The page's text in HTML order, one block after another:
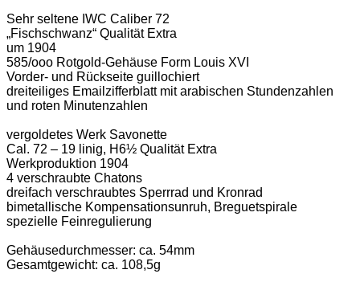
Sehr seltene IWC Caliber 72
„Fischschwanz“ Qualität Extra
um 1904
585/ooo Rotgold-Gehäuse Form Louis XVI
Vorder- und Rückseite guillochiert
dreiteiliges Emailzifferblatt mit arabischen Stundenzahlen
und roten Minutenzahlen
vergoldetes Werk Savonette
Cal. 72 – 19 linig, H6½ Qualität Extra
Werkproduktion 1904
4 verschraubte Chatons
dreifach verschraubtes Sperrrad und Kronrad
bimetallische Kompensationsunruh, Breguetspirale
spezielle Feinregulierung
Gehäusedurchmesser: ca. 54mm
Gesamtgewicht: ca. 108,5g